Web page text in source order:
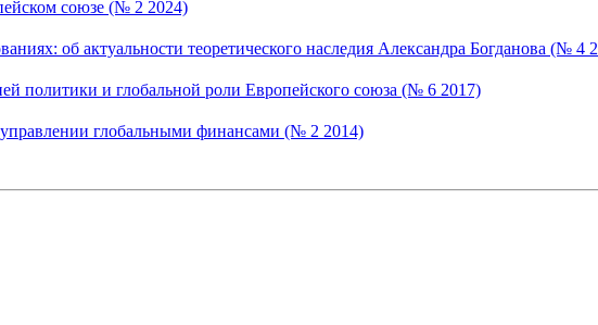
союзе (№ 2 2024)
об актуальности теоретического наследия Александра Богданова (№ 4
политики и глобальной роли Европейского союза (№ 6 2017)
глобальными финансами (№ 2 2014)